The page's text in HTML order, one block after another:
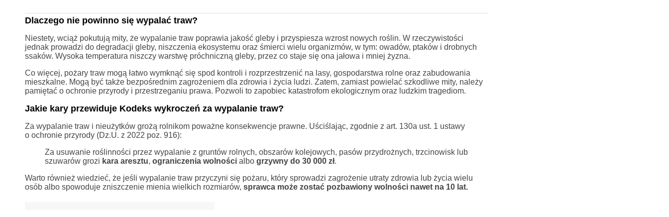
Dlaczego nie powinno się wypalać traw?
Niestety, wciąż pokutują mity, że wypalanie traw poprawia jakość gleby i przyspiesza wzrost nowych roślin. W rzeczywistości
jednak prowadzi do degradacji gleby, niszczenia ekosystemu oraz śmierci wielu organizmów, w tym: owadów, ptaków i drobnych
ssaków. Wysoka temperatura niszczy warstwę próchniczną gleby, przez co staje się ona jałowa i mniej żyzna.
Co więcej, pożary traw mogą łatwo wymknąć się spod kontroli i rozprzestrzenić na lasy, gospodarstwa rolne oraz zabudowania
mieszkalne. Mogą być także bezpośrednim zagrożeniem dla zdrowia i życia ludzi. Zatem, zamiast powielać szkodliwe mity, należy
pamiętać o ochronie przyrody i przestrzeganiu prawa. Pozwoli to zapobiec katastrofom ekologicznym oraz ludzkim tragediom.
Jakie kary przewiduje Kodeks wykroczeń za wypalanie traw?
Za wypalanie traw i nieużytków grożą rolnikom poważne konsekwencje prawne. Uściślając, zgodnie z art. 130a ust. 1 ustawy
o ochronie przyrody (Dz.U. z 2022 poz. 916):
Za usuwanie roślinności przez wypalanie z gruntów rolnych, obszarów kolejowych, pasów przydrożnych, trzcinowisk lub
szuwarów grozi kara aresztu, ograniczenia wolnościalbo grzywny do 30 000 zł.
Warto również wiedzieć, że jeśli wypalanie traw przyczyni się pożaru, który sprowadzi zagrożenie utraty zdrowia lub życia wielu
osób albo spowoduje zniszczenie mienia wielkich rozmiarów, sprawca może zostać pozbawiony wolności nawet na 10 lat.